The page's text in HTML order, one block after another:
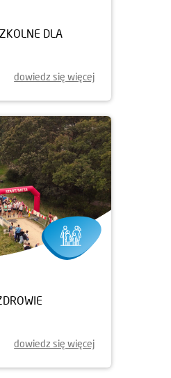
DLA
dowiedz się więcej
dowiedz się więcej